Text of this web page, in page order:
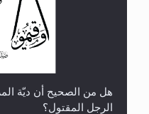
رأيٌ في لغة المسيح
هل من الصحيح أن ديّة
الرجل المقتول؟